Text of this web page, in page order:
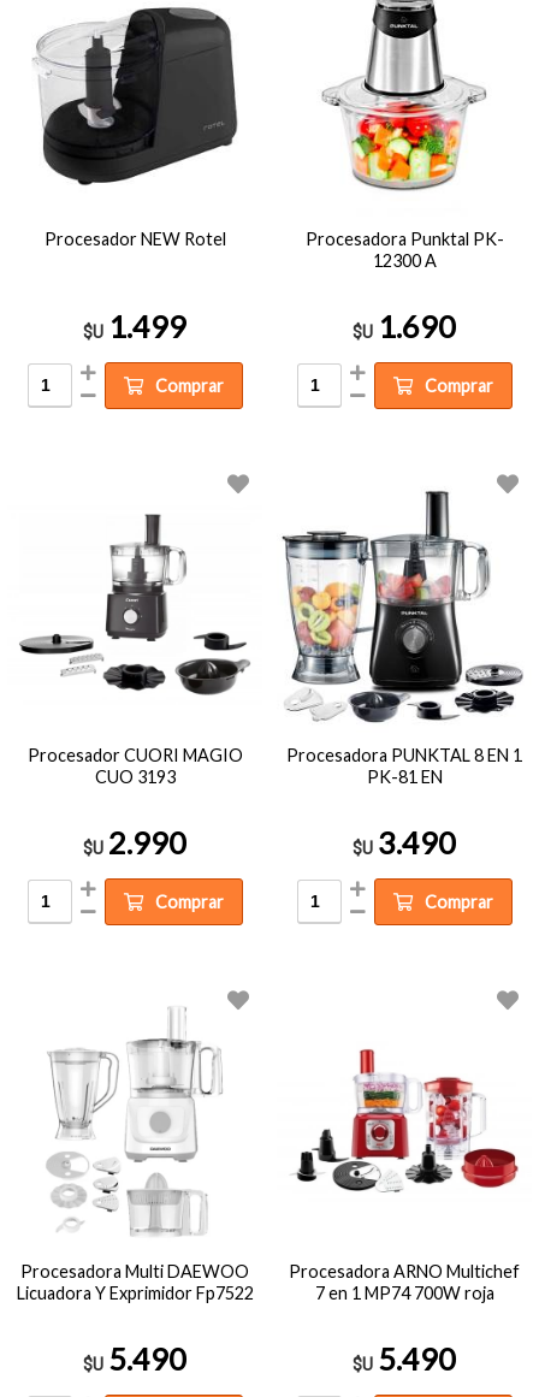
Procesador NEW Rotel
$U 1.499
Comprar
Procesadora Punktal PK-
12300 A
$U 1.690
Comprar
Procesador CUORI MAGIO
CUO 3193
$U 2.990
Comprar
Procesadora PUNKTAL 8 EN 1
PK-81 EN
$U 3.490
Comprar
Procesadora Multi DAEWOO
Licuadora Y Exprimidor Fp7522
$U 5.490
Procesadora ARNO Multichef
7 en 1 MP74 700W roja
$U 5.490